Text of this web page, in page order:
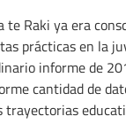
te Raki ya era
prácticas en la
informe de
cantidad de
trayectorias